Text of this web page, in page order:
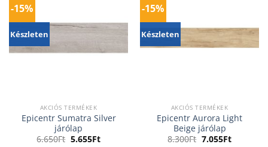
-15%
Készleten
AKCIÓS TERMÉKEK
Epicentr Sumatra Silver
járólap
6.650Ft Original
5.655FtCurrent
-15%
Készleten
AKCIÓS TERMÉKEK
Epicentr Aurora Light
Beige járólap
8.300Ft Original
7.055FtCurrent